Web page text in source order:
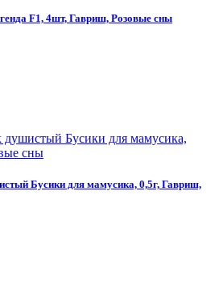
F1, 4шт, Гавриш, Розовые сны
Бусики для мамусика, 0,5г, Гавриш,